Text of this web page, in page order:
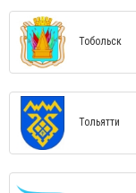
Тобольск
Тольятти